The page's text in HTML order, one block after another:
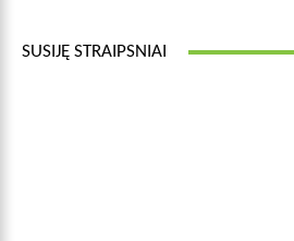
SUSIJĘ STRAIPSNIAI